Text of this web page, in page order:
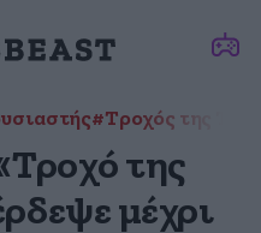
#Τροχός της
της
μέχρι